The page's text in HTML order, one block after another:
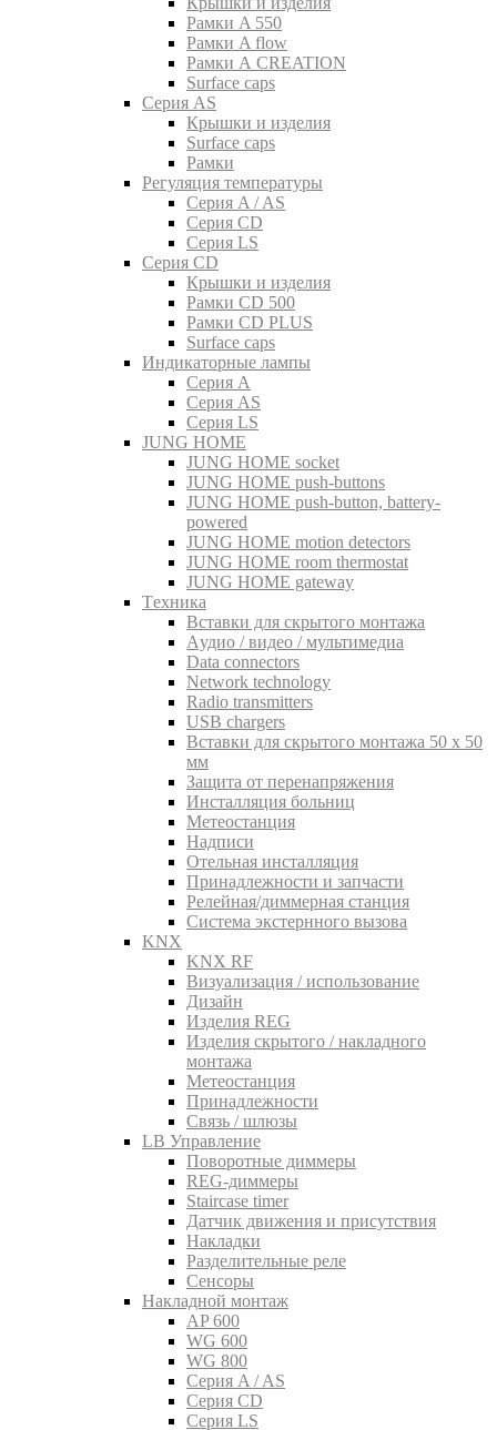
Рамки A 550
Рамки A flow
Рамки A CREATION
Surface caps
Серия AS
Крышки и изделия
Surface caps
Рамки
Регуляция температуры
Серия A / AS
Серия CD
Серия LS
Серия CD
Крышки и изделия
Рамки CD 500
Рамки CD PLUS
Surface caps
Индикаторные лампы
Серия A
Серия AS
Серия LS
JUNG HOME
JUNG HOME socket
JUNG HOME push-buttons
JUNG HOME push-button, battery-
powered
JUNG HOME motion detectors
JUNG HOME room thermostat
JUNG HOME gateway
Tехника
Вставки для скрытого монтажа
Aудио / видео / мультимедиа
Data connectors
Network technology
Radio transmitters
USB chargers
Вставки для скрытого монтажа 50 x 50
мм
Защита от перенапряжения
Инсталляция больниц
Метеостанция
Надписи
Отельная инсталляция
Принадлежности и запчасти
Релейная/диммерная станция
Система экстернного вызова
KNX
KNX RF
Визуализация / использование
Дизайн
Изделия REG
Изделия скрытого / накладного
монтажа
Метеостанция
Принадлежности
Связь / шлюзы
LB Управление
Поворотные диммеры
REG-диммеры
Staircase timer
Датчик движения и присутствия
Накладки
Разделительные реле
Сенсоры
Накладной монтаж
AP 600
WG 600
WG 800
Серия A / AS
Серия CD
Серия LS